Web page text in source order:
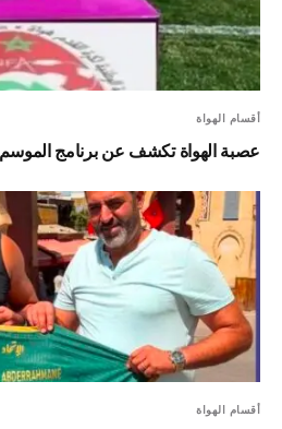
أقسام الهواة
عصبة الهواة تكشف عن برنامج الموسم
أقسام الهواة